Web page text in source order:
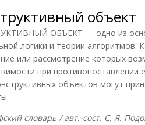
объект
ОБЪЕКТ — одно из
логики и теории алгоритмов.
или рассмотрение которых
при противопоставлении
объектов могут
словарь / авт.-сост. С. Я.